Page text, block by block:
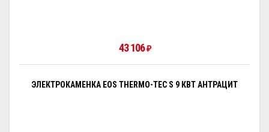
43 106₽
ЭЛЕКТРОКАМЕНКА EOS THERMO-TEC S 9 КВТ АНТРАЦИТ